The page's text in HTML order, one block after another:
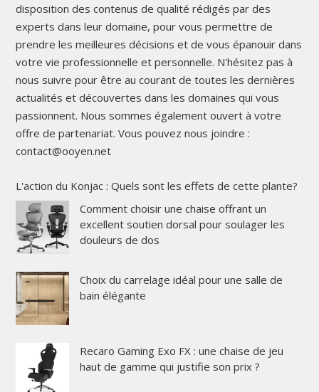
disposition des contenus de qualité rédigés par des
experts dans leur domaine, pour vous permettre de
prendre les meilleures décisions et de vous épanouir dans
votre vie professionnelle et personnelle. N'hésitez pas à
nous suivre pour être au courant de toutes les dernières
actualités et découvertes dans les domaines qui vous
passionnent. Nous sommes également ouvert à votre
offre de partenariat. Vous pouvez nous joindre :
contact@ooyen.net
L'action du Konjac : Quels sont les effets de cette plante?
Comment choisir une chaise offrant un
excellent soutien dorsal pour soulager les
douleurs de dos
Choix du carrelage idéal pour une salle de
bain élégante
Recaro Gaming Exo FX : une chaise de jeu
haut de gamme qui justifie son prix ?